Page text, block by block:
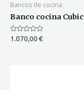
Bancos de cocina
Banco cocina Cubic
Valorado
1.070,00€